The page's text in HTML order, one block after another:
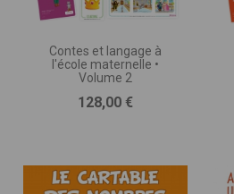
Contes et langage à
l'école maternelle •
Volume 2
Prix
128,00 €